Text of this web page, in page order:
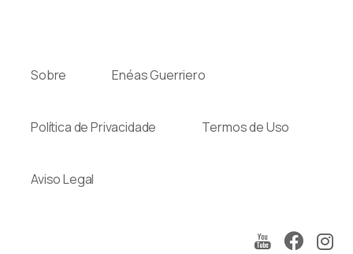
Sobre Enéas Guerriero
Política de Privacidade Termos de Uso
Aviso Legal